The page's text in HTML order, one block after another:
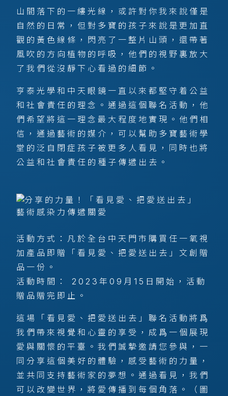
山間落下的一縷光線，或許對你我來說僅是
自然的日常，但對多寶的孩子來說是更加直
觀的黃色線條，閃亮了一整片山頭，還帶著
風吹的方向植物的呼吸，他們的視野裏放大
了我們從沒靜下心看過的細節。
亨泰光學和中天眼鏡一直以來都堅守着公益
和社會責任的理念。通過這個聯名活動，他
們希望將這一理念最大程度地實現。他們相
信，通過藝術的媒介，可以幫助多寶藝術學
堂的泛自閉症孩子被更多人看見，同時也將
公益和社會責任的種子傳遞出去。
活動方式：凡於全台中天門市購買任一氧視
加產品即贈「看見愛、把愛送出去」文創贈
品一份。
活動時間： 2023年09月15日開始，活動
贈品贈完即止。
這場「看見愛、把愛送出去」聯名活動將爲
我們帶來視覺和心靈的享受，成爲一個展現
愛與關懷的平臺。我們誠摯邀請您參與，一
同分享這個美好的體驗，感受藝術的力量，
並共同支持藝術家的夢想。通過看見，我們
可以改變世界，將愛傳播到每個角落。（圖